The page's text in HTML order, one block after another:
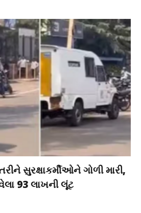
સુરક્ષાકર્મીઓને ગોળી મારી,
93 લાખની લૂંટ